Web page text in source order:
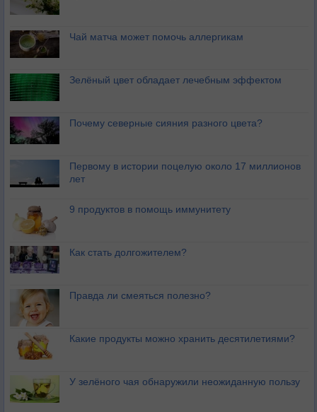
Чай матча может помочь аллергикам
Зелёный цвет обладает лечебным эффектом
Почему северные сияния разного цвета?
Первому в истории поцелую около 17 миллионов
лет
9 продуктов в помощь иммунитету
Как стать долгожителем?
Правда ли смеяться полезно?
Какие продукты можно хранить десятилетиями?
У зелёного чая обнаружили неожиданную пользу